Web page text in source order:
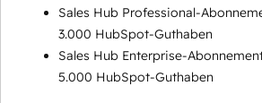
Sales Hub Professional-
3.000 HubSpot-Guthaben
Sales Hub Enterprise-
5.000 HubSpot-Guthaben